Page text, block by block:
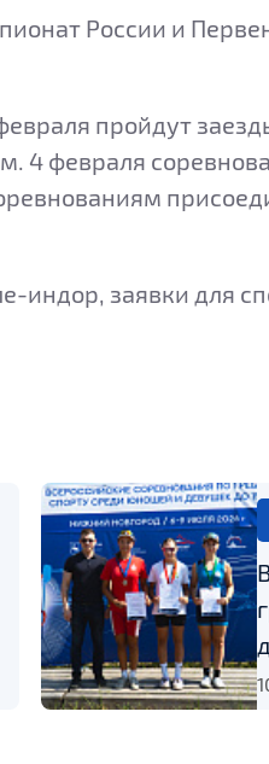
России и
пройдут
4 февраля
индор, заявки для